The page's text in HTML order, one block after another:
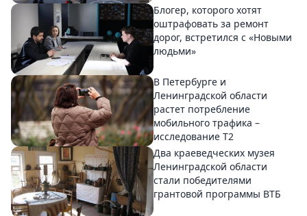
Блогер, которого хотят
оштрафовать за ремонт
дорог, встретился с «Новыми
людьми»
В Петербурге и
Ленинградской области
растет потребление
мобильного трафика –
исследование T2
Два краеведческих музея
Ленинградской области
стали победителями
грантовой программы ВТБ